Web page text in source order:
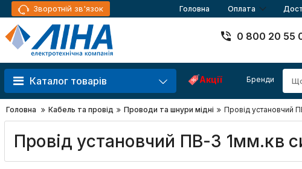
Зворотній зв'язок Головна Оплата
0 800 20 55
Каталог товарів Акції Бренди
Головна Кабель та провід Проводи та шнури мідні Провід установчий
Провід установчий ПВ-3 1мм.кв